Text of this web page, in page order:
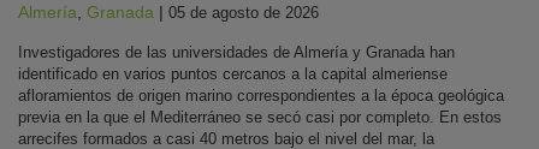
Almería Granada | 05 de agosto de 2026
Investigadores de las universidades de Almería y Granada han
identificado en varios puntos cercanos a la capital almeriense
afloramientos de origen marino correspondientes a la época geológica
previa en la que el Mediterráneo se secó casi por completo. En estos
arrecifes formados a casi 40 metros bajo el nivel del mar, la